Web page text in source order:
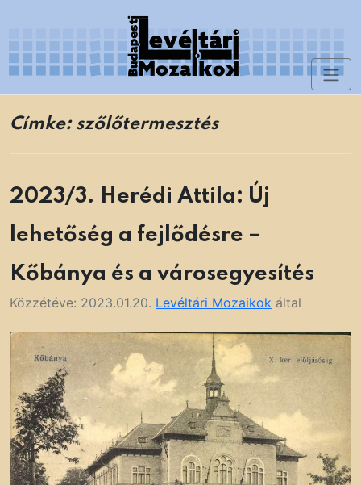
content
Címke: szőlőtermesztés
2023/3. Herédi Attila: Új
lehetőség a fejlődésre –
Kőbánya és a városegyesítés
Közzétéve: 2023.01.20. Levéltári Mozaikok által